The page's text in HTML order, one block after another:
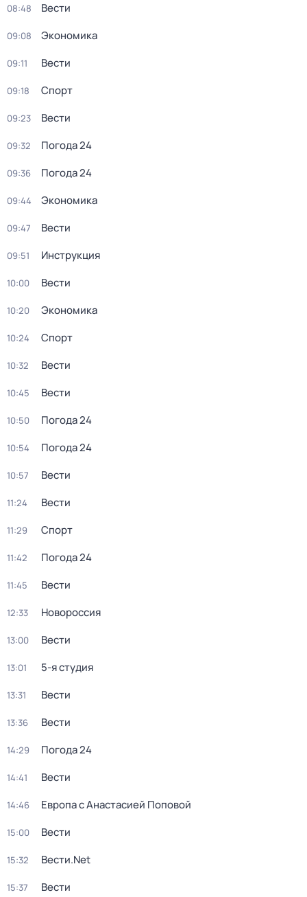
08:48 Вести
09:08 Экономика
09:11 Вести
09:18 Спорт
09:23 Вести
09:32 Погода 24
09:36 Погода 24
09:44 Экономика
09:47 Вести
09:51 Инструкция
10:00 Вести
10:20 Экономика
10:24 Спорт
10:32 Вести
10:45 Вести
10:50 Погода 24
10:54 Погода 24
10:57 Вести
11:24 Вести
11:29 Спорт
11:42 Погода 24
11:45 Вести
12:33 Новороссия
13:00 Вести
13:01 5-я студия
13:31 Вести
13:36 Вести
14:29 Погода 24
14:41 Вести
14:46 Европа с Анастасией Поповой
15:00 Вести
15:32 Вести.Net
15:37 Вести